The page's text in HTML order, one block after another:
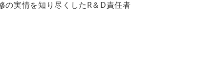
の実情を知り尽くしたR＆D責任者